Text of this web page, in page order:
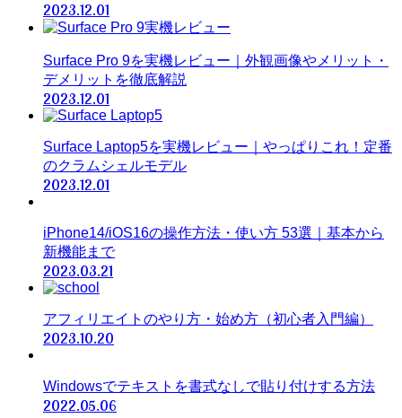
2023.12.01
Surface Pro 9を実機レビュー｜外観画像やメリット・
デメリットを徹底解説
2023.12.01
Surface Laptop5を実機レビュー｜やっぱりこれ！定番
のクラムシェルモデル
2023.12.01
iPhone14/iOS16の操作方法・使い方 53選｜基本から
新機能まで
2023.03.21
アフィリエイトのやり方・始め方（初心者入門編）
2023.10.20
Windowsでテキストを書式なしで貼り付けする方法
2022.05.06